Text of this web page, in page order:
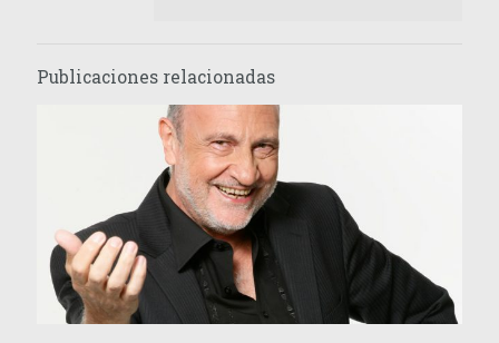
Publicaciones relacionadas